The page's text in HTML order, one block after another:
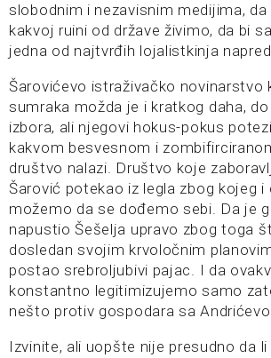
slobodnim i nezavisnim medijima,
kakvoj ruini od države živimo, da bi
jedna od najtvrđih lojalistkinja
Šarovićevo istraživačko novinarstvo
sumraka možda je i kratkog daha,
izbora, ali njegovi hokus-pokus
kakvom besvesnom i
društvo nalazi. Društvo koje
Šarović potekao iz legla zbog kojeg i
možemo da se dođemo sebi. Da je
napustio Šešelja upravo zbog toga
dosledan svojim krvoločnim
postao srebroljubivi pajac. I da
konstantno legitimizujemo samo
nešto protiv gospodara sa
Izvinite, ali uopšte nije presudno da